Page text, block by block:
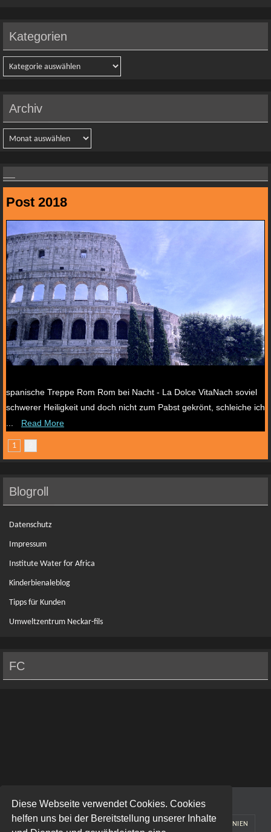
Diese Webseite verwendet Cookies. Cookies
helfen uns bei der Bereitstellung unserer Inhalte
Kategorien
Kategorien
Archiv
Archiv
Post 2018
spanische Treppe Rom Rom bei Nacht - La Dolce VitaNach soviel
schwerer Heiligkeit und doch nicht zum Pabst gekrönt, schleiche ich
...
Read More
1
Blogroll
Datenschutz
Impressum
Institute Water for Africa
Kinderbienaleblog
Tipps für Kunden
Umweltzentrum Neckar-fils
FC
ABOUT KONTAKT IMPRESSUM DATENSCHUTZRICHTLINIEN